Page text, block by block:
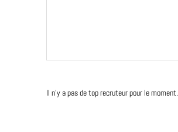
Il n'y a pas de top recruteur pour le moment.